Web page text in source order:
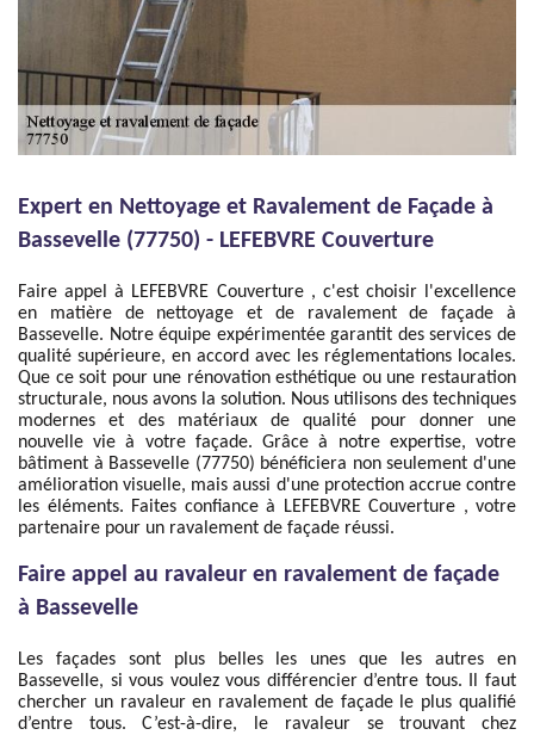
Expert en Nettoyage et Ravalement de Façade à
Bassevelle (77750) - LEFEBVRE Couverture
Faire appel à LEFEBVRE Couverture , c'est choisir l'excellence
en matière de nettoyage et de ravalement de façade à
Bassevelle. Notre équipe expérimentée garantit des services de
qualité supérieure, en accord avec les réglementations locales.
Que ce soit pour une rénovation esthétique ou une restauration
structurale, nous avons la solution. Nous utilisons des techniques
modernes et des matériaux de qualité pour donner une
nouvelle vie à votre façade. Grâce à notre expertise, votre
bâtiment à Bassevelle (77750) bénéficiera non seulement d'une
amélioration visuelle, mais aussi d'une protection accrue contre
les éléments. Faites confiance à LEFEBVRE Couverture , votre
partenaire pour un ravalement de façade réussi.
Faire appel au ravaleur en ravalement de façade
à Bassevelle
Les façades sont plus belles les unes que les autres en
Bassevelle, si vous voulez vous différencier d’entre tous. Il faut
chercher un ravaleur en ravalement de façade le plus qualifié
d’entre tous. C’est-à-dire, le ravaleur se trouvant chez